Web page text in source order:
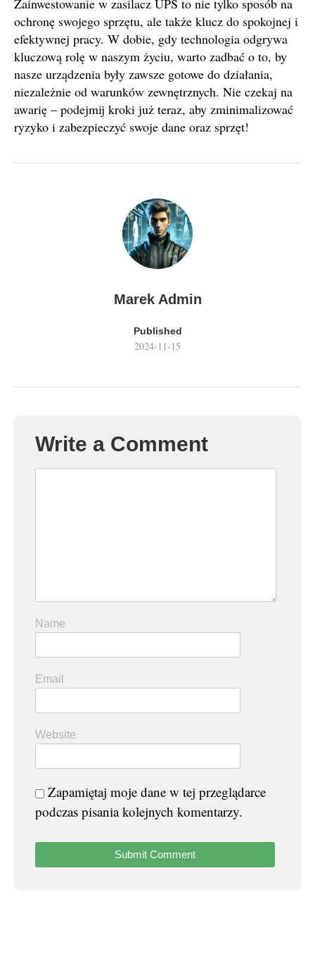
Zainwestowanie w zasilacz UPS to nie tylko sposób na
ochronę swojego sprzętu, ale także klucz do spokojnej i
efektywnej pracy. W dobie, gdy technologia odgrywa
kluczową rolę w naszym życiu, warto zadbać o to, by
nasze urządzenia były zawsze gotowe do działania,
niezależnie od warunków zewnętrznych. Nie czekaj na
awarię – podejmij kroki już teraz, aby zminimalizować
ryzyko i zabezpieczyć swoje dane oraz sprzęt!
Marek Admin
Published
2024-11-15
Write a Comment
Name
Email
Website
Zapamiętaj moje dane w tej przeglądarce
podczas pisania kolejnych komentarzy.